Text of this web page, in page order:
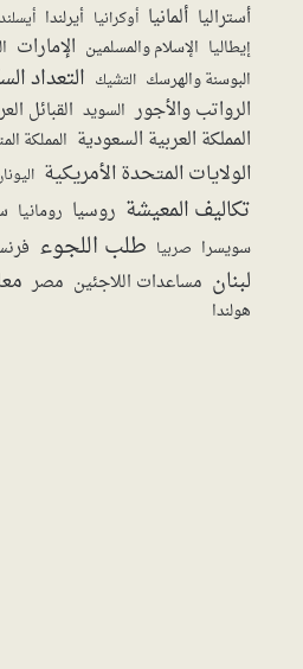
أستراليا ألمانيا أوكرانيا أيرلندا
إيطاليا الإسلام والمسلمين الإمارات
البوسنة والهرسك التشيك التعداد
الرواتب والأجور السويد القبائل
المملكة العربية السعودية المملكة
الولايات المتحدة الأمريكية
تكاليف المعيشة روسيا رومانيا
سويسرا صربيا طلب اللجوء
لبنان مساعدات اللاجئين مصر
هولندا